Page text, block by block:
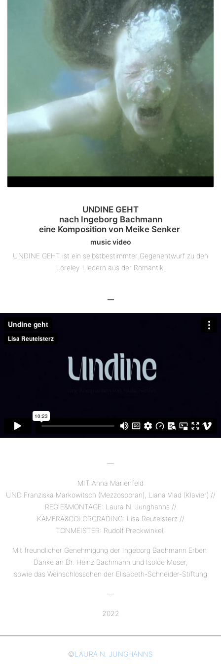
UNDINE GEHT
nach Ingeborg Bachmann
eine Komposition von Meike Senker
music video
UNDINE GEHT ist ein selbstbestimmter Gegenentwurf zu den
Loreley-Liedern aus der Romantik.
—
—
MIT Anna Marienfeld
UND Franziska Markowitsch (Mezzosopran), Liana Vlad (Klavier) //
REGIE&MONTAGE: Laura N. Junghanns //
KAMERA&COLORGRADING: Lisa Reutelsterz //
TONMEISTER: Rudolf Preckwinkel
Mit freundlicher Genehmigung der Ingeborg Bachmann Erben
Danke an Dr. Heinz Bachmann und Isolde Moser,
sowie das Weinschlösschen der Elisabeth-Schneider-Stiftung
—
2022
©LAURA N. JUNGHANNS